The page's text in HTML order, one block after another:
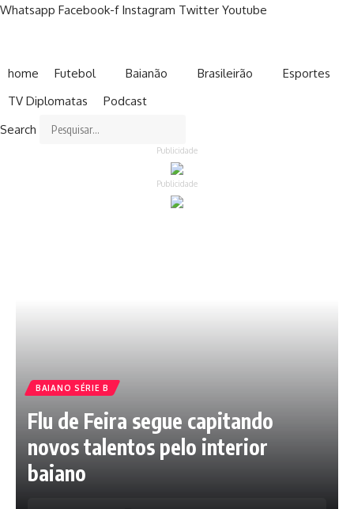
Whatsapp Facebook-f Instagram Twitter Youtube
home Futebol Baianão Brasileirão
Esportes
TV Diplomatas
Podcast
Search
Publicidade
Publicidade
BAIANO SÉRIE B
Flu de Feira segue capitando
novos talentos pelo interior
baiano